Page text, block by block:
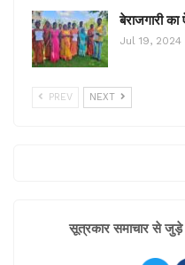
बेराजगारी
Jul 19, 2024
PREV NEXT
सूत्रकार समाचार से